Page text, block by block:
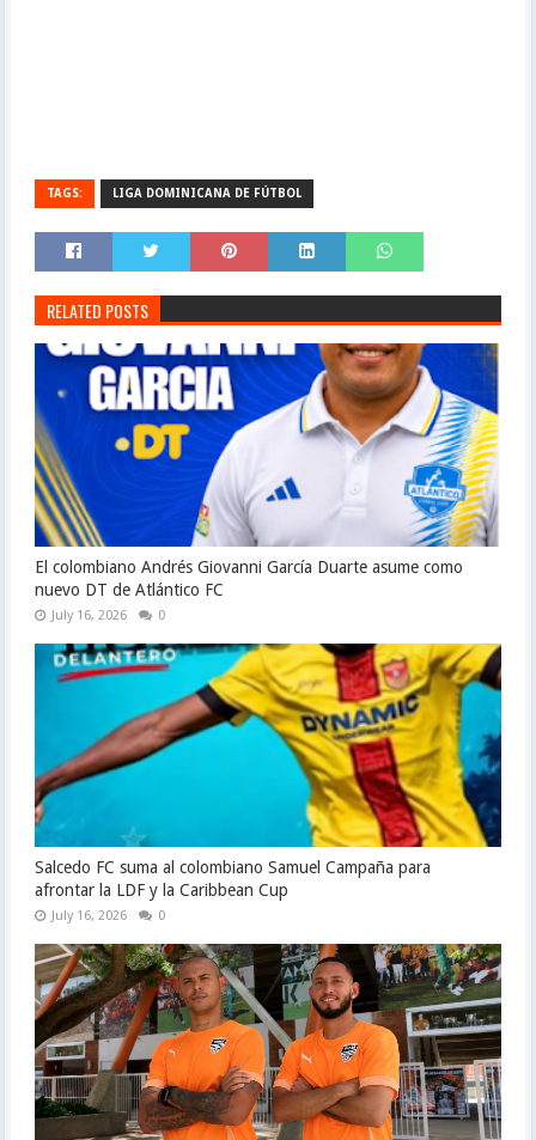
TAGS: LIGA DOMINICANA DE FÚTBOL
RELATED POSTS
El colombiano Andrés Giovanni García Duarte asume como
nuevo DT de Atlántico FC
July 16, 2026 0
Salcedo FC suma al colombiano Samuel Campaña para
afrontar la LDF y la Caribbean Cup
July 16, 2026 0